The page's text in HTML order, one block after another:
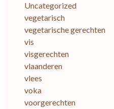
Uncategorized
vegetarisch
vegetarische gerechten
vis
visgerechten
vlaanderen
vlees
voka
voorgerechten